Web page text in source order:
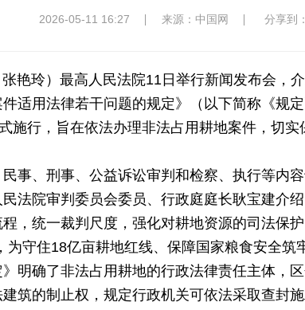
2026-05-11 16:27 来源：中国网 分享到：
艳玲）最高人民法院11日举行新闻发布会，
适用法律若干问题的规定》（以下简称《规定
施行，旨在依法办理非法占用耕地案件，切
民事、刑事、公益诉讼审判和检察、执行等内
法院审判委员会委员、行政庭庭长耿宝建介绍
，统一裁判尺度，强化对耕地资源的司法保
为守住18亿亩耕地红线、保障国家粮食安全筑
明确了非法占用耕地的行政法律责任主体，
筑的制止权，规定行政机关可依法采取查封